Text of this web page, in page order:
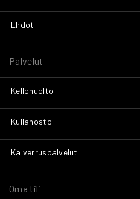
Ehdot
Palvelut
Kellohuolto
Kullanosto
Kaiverruspalvelut
Oma tili